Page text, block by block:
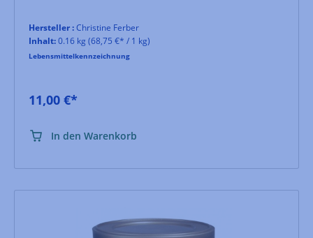
Hersteller :Christine Ferber
Inhalt:0.16 kg (68,75 €* / 1 kg)
Lebensmittelkennzeichnung
11,00 €*
In den Warenkorb